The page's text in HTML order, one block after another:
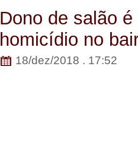
Dono de salão
homicídio no
18/dez/2018 . 17:52